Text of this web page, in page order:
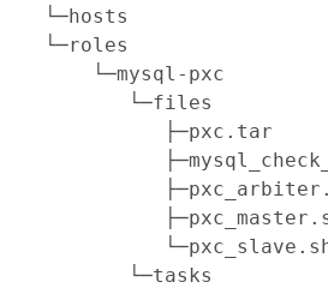
└─hosts
└─roles
└─mysql-pxc
└─files
├─pxc.tar
└─tasks